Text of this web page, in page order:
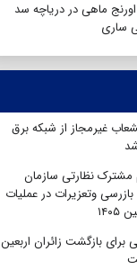
اورنج ماهی در دریاچه سد
ساری
انشعاب غیرمجاز از شبکه برق
مشترک نظارتی سازمان
بازرسی وتعزیرات در عملیات
برای بازگشت زائران اربعین